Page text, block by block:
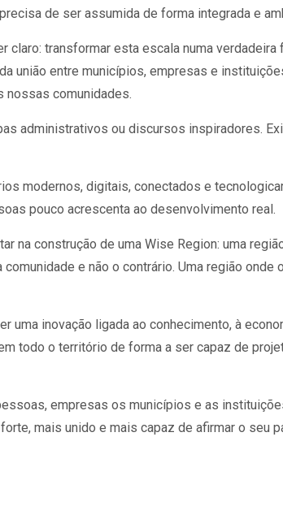
de ser assumida de forma integrada e
transformar esta escala numa
união entre municípios, empresas e
nossas comunidades.
administrativos ou discursos inspiradores.
modernos, digitais, conectados e
pouco acrescenta ao desenvolvimento real.
na construção de uma Wise Region: uma
e não o contrário. Uma região
uma inovação ligada ao conhecimento, à
todo o território de forma a ser capaz de
empresas os municípios e as
mais unido e mais capaz de afirmar o seu